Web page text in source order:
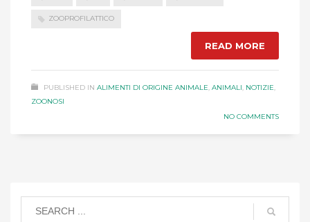
ZOOPROFILATTICO
READ MORE
PUBLISHED IN ALIMENTI DI ORIGINE ANIMALE ANIMALI NOTIZIE
ZOONOSI
NO COMMENTS